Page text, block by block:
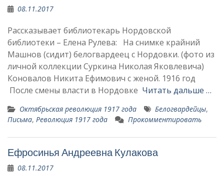
08.11.2017
Рассказывает библиотекарь Нордовской
библиотеки – Елена Рулева: На снимке крайний
Машнов (сидит) белогвардеец с Нордовки. (фото из
личной коллекции Суркина Николая Яковлевича)
Коновалов Никита Ефимович с женой. 1916 год
После смены власти в Нордовке Читать дальше …
Октябрьская революция 1917 года Белогвардейцы,
Письма, Революция 1917 года Прокомментировать
Ефросинья Андреевна Кулакова
08.11.2017